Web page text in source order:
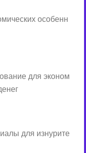
особенн
для эконом
для изнурите